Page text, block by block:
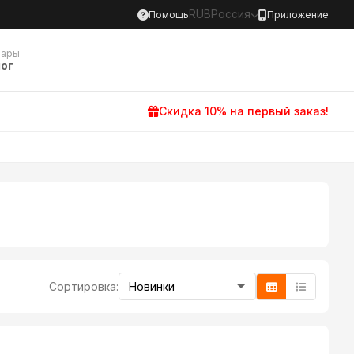
Помощь RUBРоссия Приложение
Скидка 10% на первый заказ!
Сортировка: